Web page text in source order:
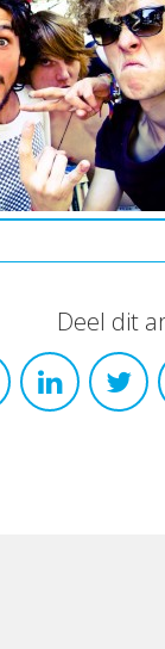
Deel dit